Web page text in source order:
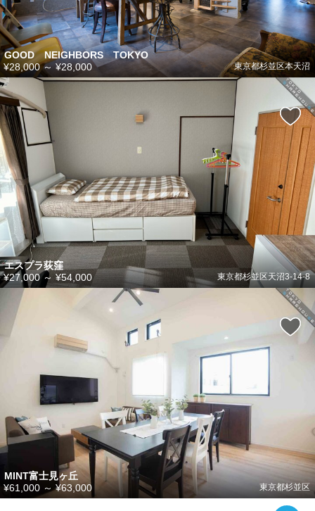
GOOD NEIGHBORS TOKYO
東京都杉並区本天沼
¥28,000～¥28,000
エスプラ荻窪
東京都杉並区天沼3-14-8
¥27,000～ ¥54,000
MINT富士見ヶ丘
東京都杉並区
¥61,000 ～¥63,000